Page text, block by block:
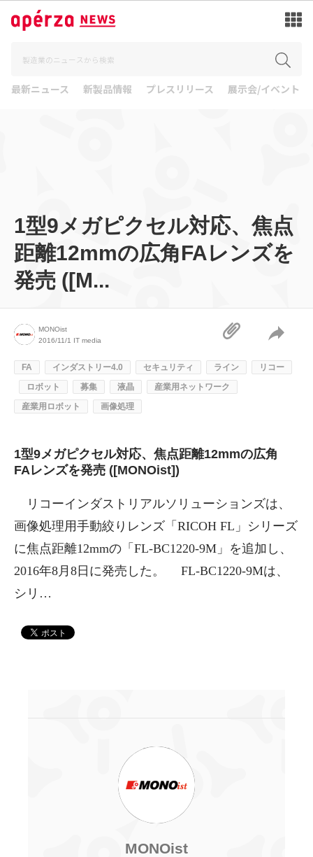
最新ニュース 新製品情報 プレスリリース 展示会/イベント
1型9メガピクセル対応、焦点
距離12mmの広角FAレンズを
発売 ([M...
MONOist
2016/11/1 IT media
FA インダストリー4.0 セキュリティ ライン
リコー
ロボット
募集 液晶
産業用ネットワーク
産業用ロボット
画像処理
1型9メガピクセル対応、焦点距離12mmの広角
FAレンズを発売 ([MONOist])
リコーインダストリアルソリューションズは、
画像処理用手動絞りレンズ「RICOH FL」シリーズ
に焦点距離12mmの「FL-BC1220-9M」を追加し、
2016年8月8日に発売した。 FL-BC1220-9Mは、
シリ…
MONOist